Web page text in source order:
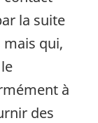
la suite
qui,
à
des